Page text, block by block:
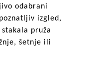
odabrani
izgled,
pruža
šetnje ili